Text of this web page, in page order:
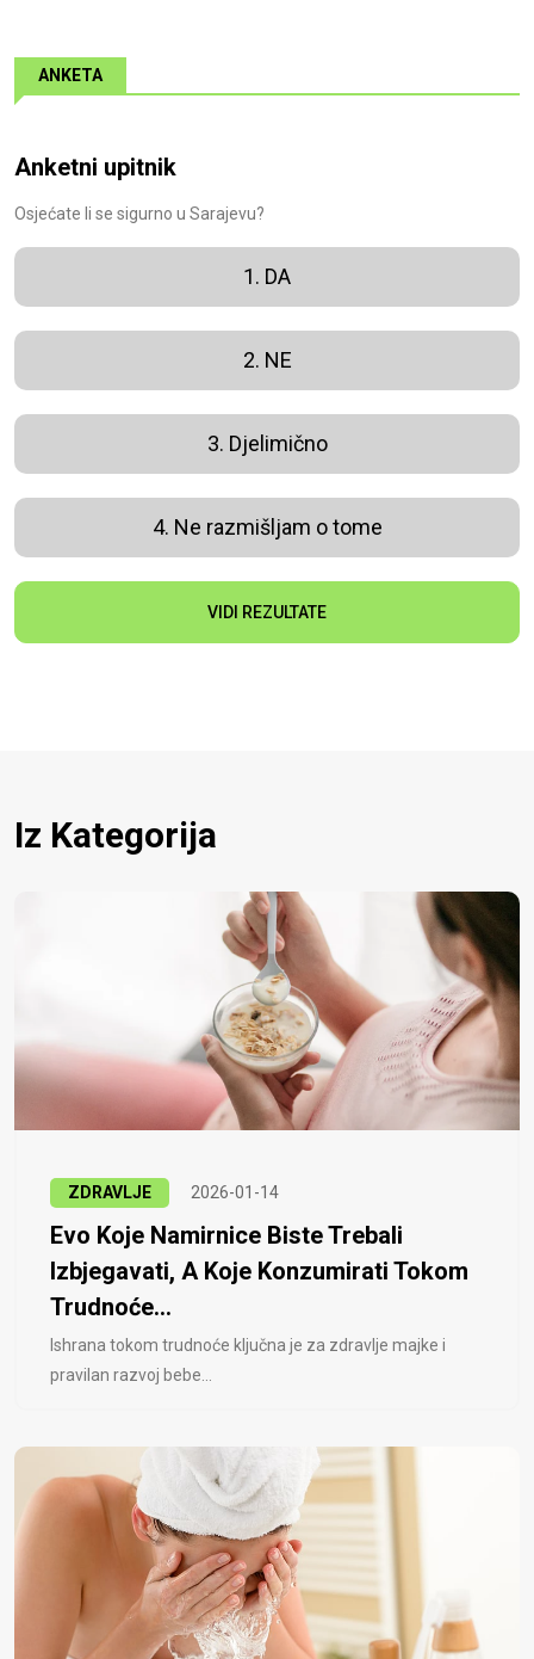
ANKETA
Anketni upitnik
Osjećate li se sigurno u Sarajevu?
1. DA
2. NE
3. Djelimično
4. Ne razmišljam o tome
VIDI REZULTATE
Iz Kategorija
ZDRAVLJE 2026-01-14
Evo Koje Namirnice Biste Trebali
Izbjegavati, A Koje Konzumirati Tokom
Trudnoće...
Ishrana tokom trudnoće ključna je za zdravlje majke i
pravilan razvoj bebe...